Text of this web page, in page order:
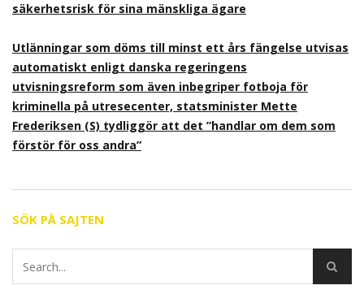
säkerhetsrisk för sina mänskliga ägare
Utlänningar som döms till minst ett års fängelse utvisas
automatiskt enligt danska regeringens
utvisningsreform som även inbegriper fotboja för
kriminella på utresecenter, statsminister Mette
Frederiksen (S) tydliggör att det ”handlar om dem som
förstör för oss andra”
SÖK PÅ SAJTEN